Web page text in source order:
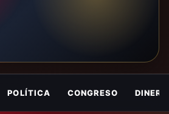
POLÍTICA CONGRESO DINERO